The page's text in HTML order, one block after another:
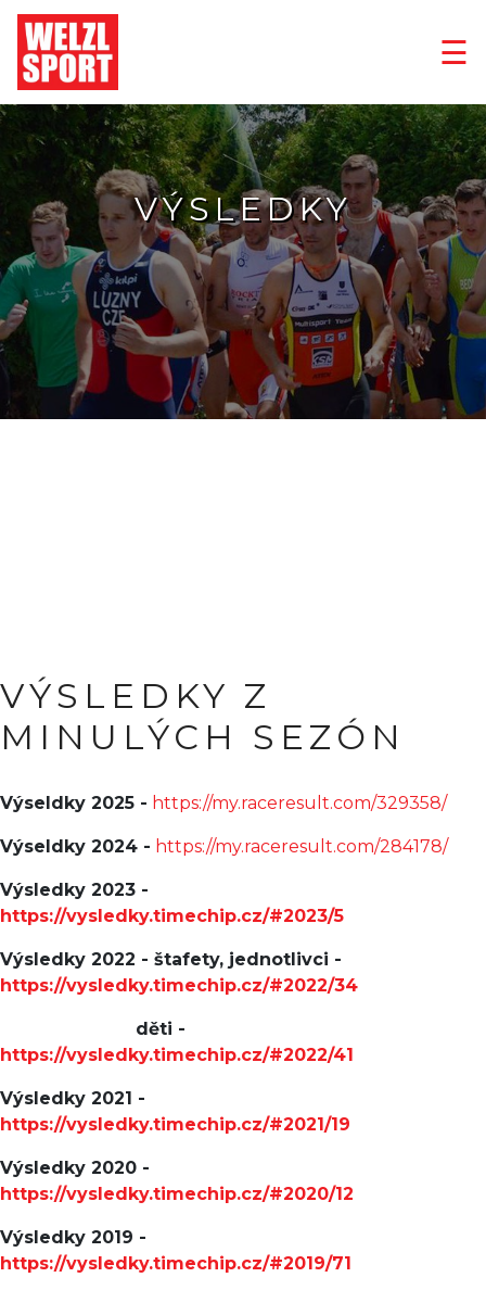
☰
VÝSLEDKY
VÝSLEDKY Z
MINULÝCH SEZÓN
Výseldky 2025 - https://my.raceresult.com/329358/
Výseldky 2024 - https://my.raceresult.com/284178/
Výsledky 2023 -
https://vysledky.timechip.cz/#2023/5
Výsledky 2022 - štafety, jednotlivci -
https://vysledky.timechip.cz/#2022/34
děti -
https://vysledky.timechip.cz/#2022/41
Výsledky 2021 -
https://vysledky.timechip.cz/#2021/19
Výsledky 2020 -
https://vysledky.timechip.cz/#2020/12
Výsledky 2019 -
https://vysledky.timechip.cz/#2019/71